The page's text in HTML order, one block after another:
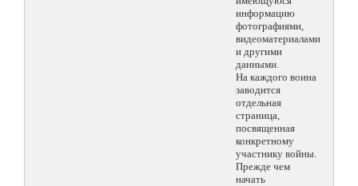
информацию
фотографиями,
видеоматериалами
и другими
данными.
На каждого воина
заводится
отдельная
страница,
посвященная
конкретному
участнику войны.
Прежде чем
начать